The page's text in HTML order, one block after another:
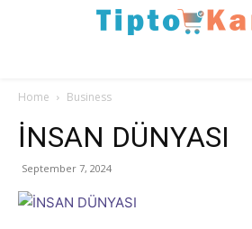
Home Business
İNSAN DÜNYASI
September 7, 2024